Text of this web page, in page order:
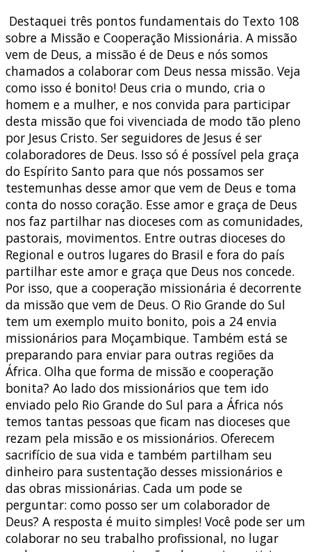
Destaquei três pontos fundamentais do Texto 108
sobre a Missão e Cooperação Missionária. A missão
vem de Deus, a missão é de Deus e nós somos
chamados a colaborar com Deus nessa missão. Veja
como isso é bonito! Deus cria o mundo, cria o
homem e a mulher, e nos convida para participar
desta missão que foi vivenciada de modo tão pleno
por Jesus Cristo. Ser seguidores de Jesus é ser
colaboradores de Deus. Isso só é possível pela graça
do Espírito Santo para que nós possamos ser
testemunhas desse amor que vem de Deus e toma
conta do nosso coração. Esse amor e graça de Deus
nos faz partilhar nas dioceses com as comunidades,
pastorais, movimentos. Entre outras dioceses do
Regional e outros lugares do Brasil e fora do país
partilhar este amor e graça que Deus nos concede.
Por isso, que a cooperação missionária é decorrente
da missão que vem de Deus. O Rio Grande do Sul
tem um exemplo muito bonito, pois a 24 envia
missionários para Moçambique. Também está se
preparando para enviar para outras regiões da
África. Olha que forma de missão e cooperação
bonita? Ao lado dos missionários que tem ido
enviado pelo Rio Grande do Sul para a África nós
temos tantas pessoas que ficam nas dioceses que
rezam pela missão e os missionários. Oferecem
sacrifício de sua vida e também partilham seu
dinheiro para sustentação desses missionários e
das obras missionárias. Cada um pode se
perguntar: como posso ser um colaborador de
Deus? A resposta é muito simples! Você pode ser um
colaborar no seu trabalho profissional, no lugar